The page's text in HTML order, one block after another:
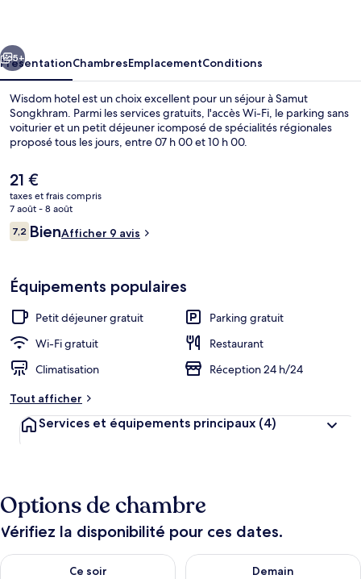
Suivant
5+
PrésentationChambresEmplacementConditions
Wisdom hotel est un choix excellent pour un séjour à Samut
Songkhram. Parmi les services gratuits, l'accès Wi-Fi, le parking sans
voiturier et un petit déjeuner icomposé de spécialités régionales
proposé tous les jours, entre 07 h 00 et 10 h 00.
Le
prix
actuel
est
de
21 €
taxes et frais compris
7 août - 8 août
Avis
voyageurs
7,27,2 sur 10
BienAfficher 9 avis
Équipements populaires
Petit déjeuner gratuit
Parking gratuit
Wi-Fi gratuit
Restaurant
Climatisation
Réception 24 h/24
Tout afficher
Services et équipements principaux (4)
Options de chambre
Vérifiez la disponibilité pour ces dates.
Ce soir
Vérifier la disponibilité pour ce soir août 6 - août 7
Demain
Vérifier la disponibilité pour